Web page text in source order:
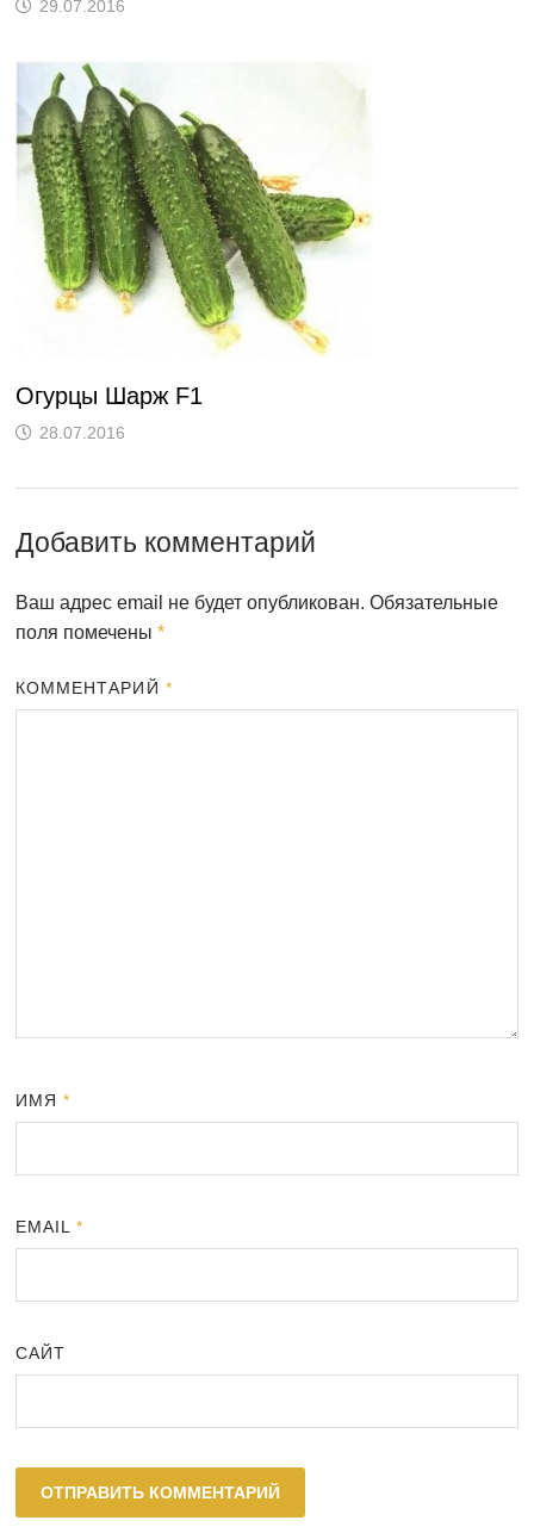
29.07.2016
Огурцы Шарж F1
28.07.2016
Добавить комментарий
Ваш адрес email не будет опубликован. Обязательные
поля помечены *
КОММЕНТАРИЙ *
ИМЯ*
EMAIL*
САЙТ